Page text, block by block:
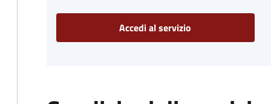
Accedi al servizio